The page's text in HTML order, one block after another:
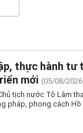
thực hành tư
mới (05/08/
tịch nước Tô Lâm
pháp, phong cách